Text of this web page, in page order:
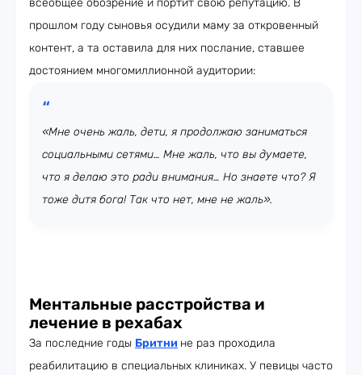
всеобщее обозрение и портит свою репутацию. В
прошлом году сыновья осудили маму за откровенный
контент, а та оставила для них послание, ставшее
достоянием многомиллионной аудитории:
«Мне очень жаль, дети, я продолжаю заниматься
социальными сетями… Мне жаль, что вы думаете,
что я делаю это ради внимания… Но знаете что? Я
тоже дитя бога! Так что нет, мне не жаль».
Ментальные расстройства и
лечение в рехабах
За последние годы Бритни не раз проходила
реабилитацию в специальных клиниках. У певицы часто